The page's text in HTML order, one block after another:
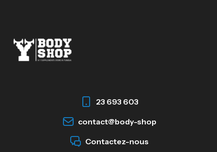
23 693 603
contact@body-shop
Contactez-nous